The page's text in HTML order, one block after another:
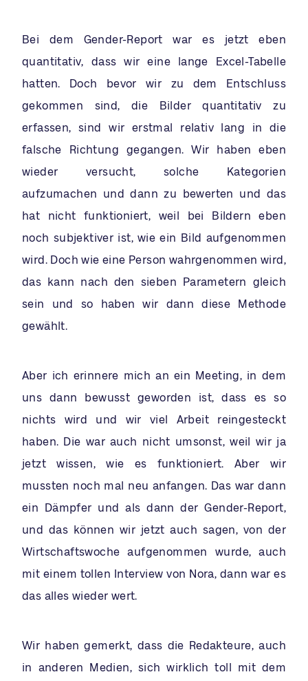
Bei dem Gender-Report war es jetzt eben
quantitativ, dass wir eine lange Excel-Tabelle
hatten. Doch bevor wir zu dem Entschluss
gekommen sind, die Bilder quantitativ zu
erfassen, sind wir erstmal relativ lang in die
falsche Richtung gegangen. Wir haben eben
wieder versucht, solche Kategorien
aufzumachen und dann zu bewerten und das
hat nicht funktioniert, weil bei Bildern eben
noch subjektiver ist, wie ein Bild aufgenommen
wird. Doch wie eine Person wahrgenommen wird,
das kann nach den sieben Parametern gleich
sein und so haben wir dann diese Methode
gewählt.
Aber ich erinnere mich an ein Meeting, in dem
uns dann bewusst geworden ist, dass es so
nichts wird und wir viel Arbeit reingesteckt
haben. Die war auch nicht umsonst, weil wir ja
jetzt wissen, wie es funktioniert. Aber wir
mussten noch mal neu anfangen. Das war dann
ein Dämpfer und als dann der Gender-Report,
und das können wir jetzt auch sagen, von der
Wirtschaftswoche aufgenommen wurde, auch
mit einem tollen Interview von Nora, dann war es
das alles wieder wert.
Wir haben gemerkt, dass die Redakteure, auch
in anderen Medien, sich wirklich toll mit dem